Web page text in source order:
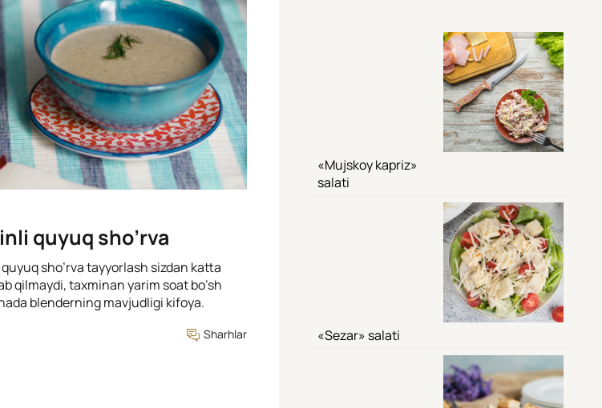
quyuq sho’rva
sho’rva tayyorlash sizdan katta
qilmaydi, taxminan yarim soat bo’sh
blenderning mavjudligi kifoya.
Sharhlar
«Mujskoy kapriz»
salati
«Sezar» salati